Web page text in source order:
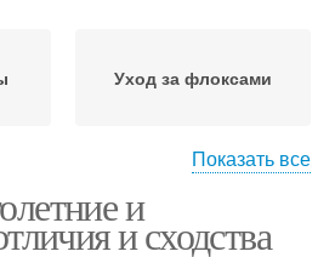
Уход за флоксами
Многолетние флоксы
Показать все
и
и сходства